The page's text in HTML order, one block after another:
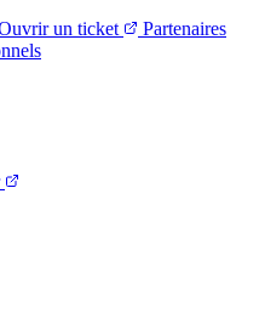
un ticket
Partenaires